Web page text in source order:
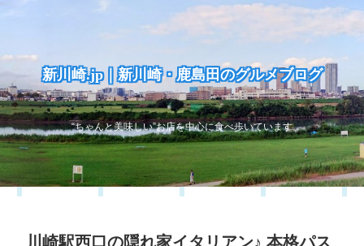
新川崎.jp｜新川崎・鹿島田のグルメブログ
“ちゃんと美味しい”お店を中心に食べ歩いています
川崎駅西口の隠れ家イタリアン♪ 本格パス